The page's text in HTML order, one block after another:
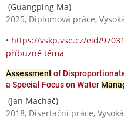
(Guangping Ma)
2025, Diplomová práce,
• https://vskp.vse.cz/eid/97031
příbuzné téma
Assessmentof
a Special Focus on Water
(Jan Macháč)
2018, Disertační práce,